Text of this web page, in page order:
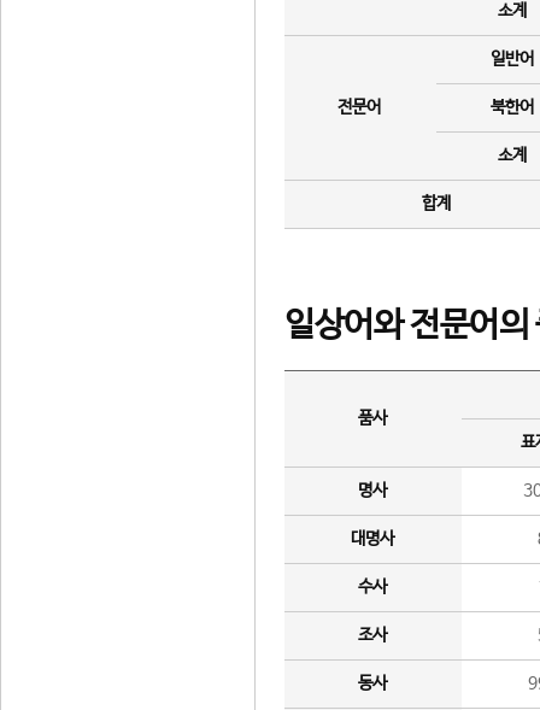
소계
전문어
일반어
북한어
소계
합계
일상어와 전문어의
품사
표
명사
대명사
수사
조사
동사